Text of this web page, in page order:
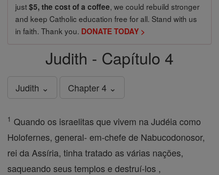
just$5, the cost of a coffee, we could rebuild stronger
and keep Catholic education free for all. Stand with us
in faith. Thank you. DONATE TODAY >
Judith - Capítulo 4
Judith ⌄ Chapter 4 ⌄
1 Quando os israelitas que vivem na Judéia como
Holofernes, general- em-chefe de Nabucodonosor,
rei da Assíria, tinha tratado as várias nações,
saqueando seus templos e destruí-los ,